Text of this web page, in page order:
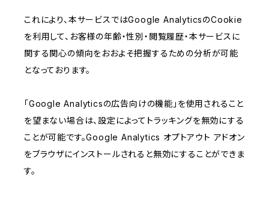
これにより、本サービスではGoogle AnalyticsのCookie
を利用して、お客様の年齢・性別・閲覧履歴・本サービスに
関する関心の傾向をおおよそ把握するための分析が可能
となっております。
「Google Analyticsの広告向けの機能」を使用されること
を望まない場合は、設定によってトラッキングを無効にする
ことが可能です。Google Analytics オプトアウト アドオン
をブラウザにインストールされると無効にすることができま
す。